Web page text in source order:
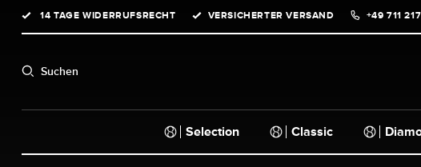
Zur Hauptnavigation springen
14 TAGE WIDERRUFSRECHT VERSICHERTER VERSAND +49 711
Suchen
Selection Classic